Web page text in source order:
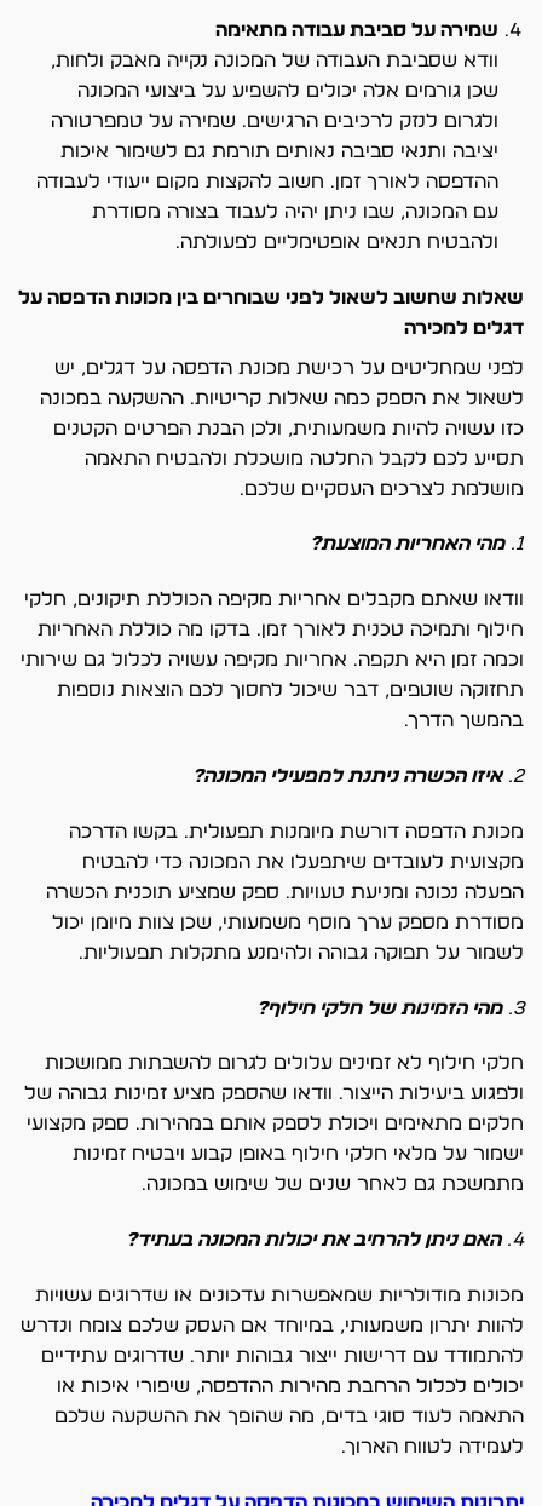
שמירה על סביבת עבודה מתאימה
וודא שסביבת העבודה של המכונה נקייה מאבק ולחות,
שכן גורמים אלה יכולים להשפיע על ביצועי המכונה
ולגרום לנזק לרכיבים הרגישים. שמירה על טמפרטורה
יציבה ותנאי סביבה נאותים תורמת גם לשימור איכות
ההדפסה לאורך זמן. חשוב להקצות מקום ייעודי לעבודה
עם המכונה, שבו ניתן יהיה לעבוד בצורה מסודרת
ולהבטיח תנאים אופטימליים לפעולתה.
שאלות שחשוב לשאול לפני שבוחרים בין מכונות הדפסה על
דגלים למכירה
לפני שמחליטים על רכישת מכונת הדפסה על דגלים, יש
לשאול את הספק כמה שאלות קריטיות. ההשקעה במכונה
כזו עשויה להיות משמעותית, ולכן הבנת הפרטים הקטנים
תסייע לכם לקבל החלטה מושכלת ולהבטיח התאמה
מושלמת לצרכים העסקיים שלכם.
1. מהי האחריות המוצעת?
וודאו שאתם מקבלים אחריות מקיפה הכוללת תיקונים, חלקי
חילוף ותמיכה טכנית לאורך זמן. בדקו מה כוללת האחריות
וכמה זמן היא תקפה. אחריות מקיפה עשויה לכלול גם שירותי
תחזוקה שוטפים, דבר שיכול לחסוך לכם הוצאות נוספות
בהמשך הדרך.
2. איזו הכשרה ניתנת למפעילי המכונה?
מכונת הדפסה דורשת מיומנות תפעולית. בקשו הדרכה
מקצועית לעובדים שיתפעלו את המכונה כדי להבטיח
הפעלה נכונה ומניעת טעויות. ספק שמציע תוכנית הכשרה
מסודרת מספק ערך מוסף משמעותי, שכן צוות מיומן יכול
לשמור על תפוקה גבוהה ולהימנע מתקלות תפעוליות.
3. מהי הזמינות של חלקי חילוף?
חלקי חילוף לא זמינים עלולים לגרום להשבתות ממושכות
ולפגוע ביעילות הייצור. וודאו שהספק מציע זמינות גבוהה של
חלקים מתאימים ויכולת לספק אותם במהירות. ספק מקצועי
ישמור על מלאי חלקי חילוף באופן קבוע ויבטיח זמינות
מתמשכת גם לאחר שנים של שימוש במכונה.
4. האם ניתן להרחיב את יכולות המכונה בעתיד?
מכונות מודולריות שמאפשרות עדכונים או שדרוגים עשויות
להוות יתרון משמעותי, במיוחד אם העסק שלכם צומח ונדרש
להתמודד עם דרישות ייצור גבוהות יותר. שדרוגים עתידיים
יכולים לכלול הרחבת מהירות ההדפסה, שיפורי איכות או
התאמה לעוד סוגי בדים, מה שהופך את ההשקעה שלכם
לעמידה לטווח הארוך.
יתרונות השימוש במכונות הדפסה על דגלים למכירה